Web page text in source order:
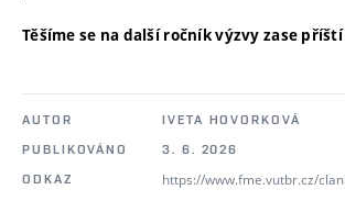
Těšíme se na další ročník výzvy zase
AUTOR
IVETA HOVORKOVÁ
PUBLIKOVÁNO
3. 6. 2026
ODKAZ
https://www.fme.vutbr.cz/